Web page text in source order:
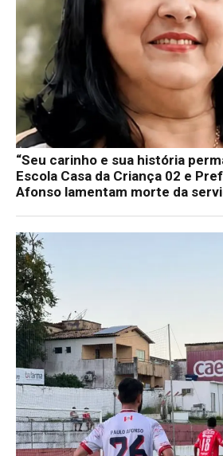
“Seu carinho e sua história
Escola Casa da Criança 02 e
Afonso lamentam morte da